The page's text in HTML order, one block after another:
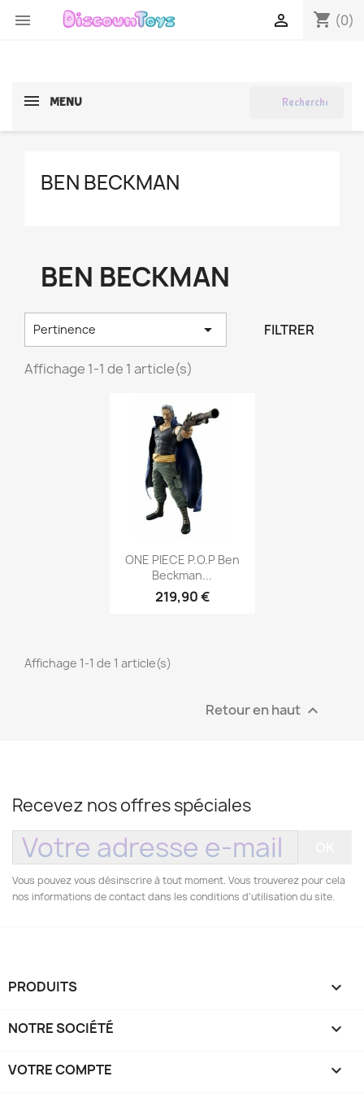
 shopping_cart (0)

MENU
BEN BECKMAN
BEN BECKMAN
Pertinence  FILTRER
Affichage 1-1 de 1 article(s)
Aperçu rapide
ONE PIECE P.O.P Ben
Beckman...
219,90 €
Affichage 1-1 de 1 article(s)
Retour en haut 
Recevez nos offres spéciales
Vous pouvez vous désinscrire à tout moment. Vous trouverez pour cela
nos informations de contact dans les conditions d'utilisation du site.
PRODUITS 
NOTRE SOCIÉTÉ 
VOTRE COMPTE 